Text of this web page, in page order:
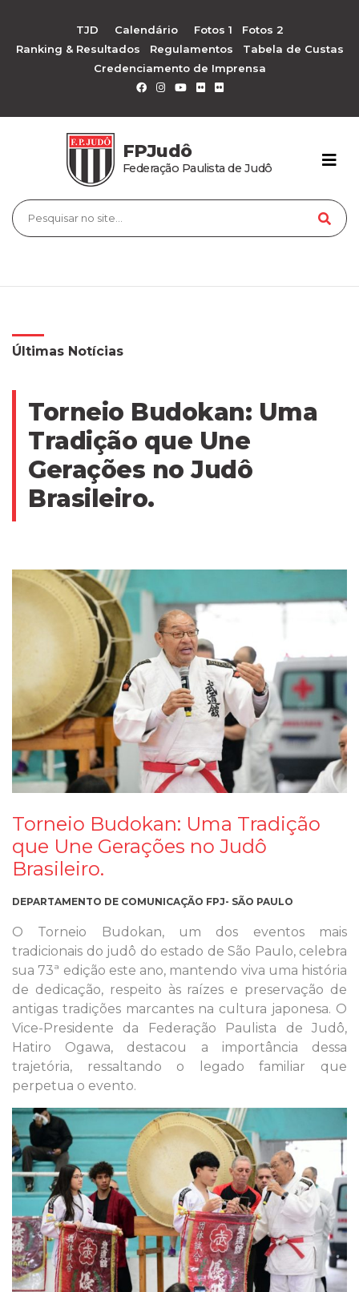
TJD Calendário Fotos 1
Fotos 2
Ranking & Resultados
Regulamentos
Tabela de Custas
Credenciamento de Imprensa
FPJudô
Federação Paulista de Judô
Últimas Notícias
Torneio Budokan: Uma
Tradição que Une
Gerações no Judô
Brasileiro.
Torneio Budokan: Uma Tradição
que Une Gerações no Judô
Brasileiro.
DEPARTAMENTO DE COMUNICAÇÃO FPJ- SÃO PAULO
O Torneio Budokan, um dos eventos mais
tradicionais do judô do estado de São Paulo, celebra
sua 73ª edição este ano, mantendo viva uma história
de dedicação, respeito às raízes e preservação de
antigas tradições marcantes na cultura japonesa. O
Vice-Presidente da Federação Paulista de Judô,
Hatiro Ogawa, destacou a importância dessa
trajetória, ressaltando o legado familiar que
perpetua o evento.